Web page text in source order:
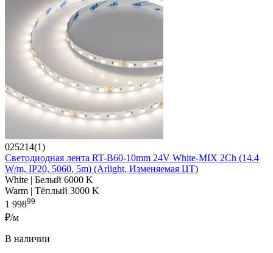
025214(1)
Светодиодная лента RT-B60-10mm 24V White-MIX 2Ch (14.4
W/m, IP20, 5060, 5m) (Arlight, Изменяемая ЦТ)
White | Белый 6000 K
Warm | Тёплый 3000 K
1 99899
₽/м
В наличии